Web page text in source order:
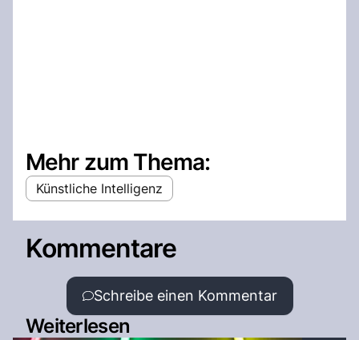
Mehr zum Thema:
Künstliche Intelligenz
Kommentare
Schreibe einen Kommentar
Weiterlesen